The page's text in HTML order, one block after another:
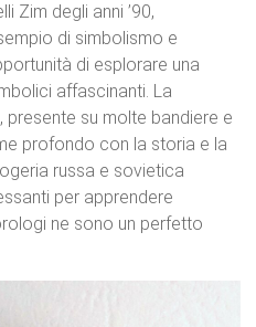
Zim degli anni ’90,
di simbolismo e
di esplorare una
affascinanti. La
presente su molte bandiere e
profondo con la storia e la
russa e sovietica
per apprendere
ne sono un perfetto